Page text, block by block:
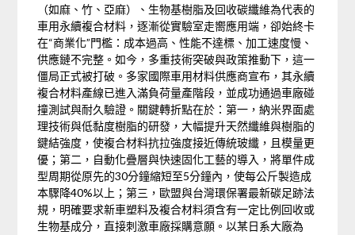
（如麻、竹、亞麻）、生物基樹脂及回收碳纖維為代表的
車用永續複合材料，逐漸從實驗室走嚮應用端，卻始終卡
在“商業化”門檻：成本過高、性能不達標、加工速度慢、
供應鏈不完整。如今，多重技術突破與政策推動下，這一
僵局正式被打破。多家國際車用材料供應商宣布，其永續
複合材料產線已進入滿負荷量產階段，並成功通過車廠碰
撞測試與耐久驗證。關鍵轉折點在於：第一，納米界面處
理技術與低黏度樹脂的研發，大幅提升天然纖維與樹脂的
鍵結強度，使複合材料抗拉強度接近傳統玻纖，且模量更
優；第二，自動化疊層與快速固化工藝的導入，將單件成
型周期從原先的30分鐘縮短至5分鐘內，使每公斤製造成
本驟降40%以上；第三，歐盟與台灣環保署最新碳足跡法
規，明確要求新車塑料及複合材料須含有一定比例回收或
生物基成分，直接刺激車廠採購意願。以某日系大廠為